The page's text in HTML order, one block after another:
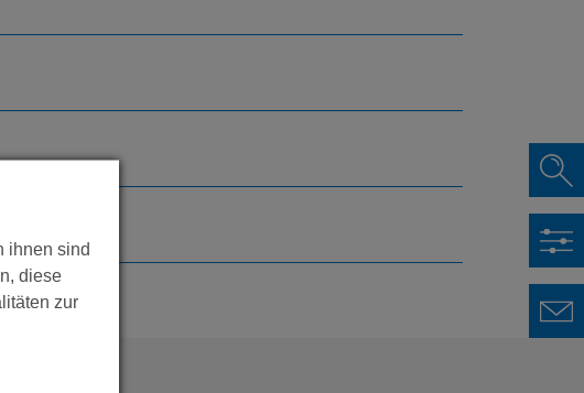
ihnen sind
diese
zur